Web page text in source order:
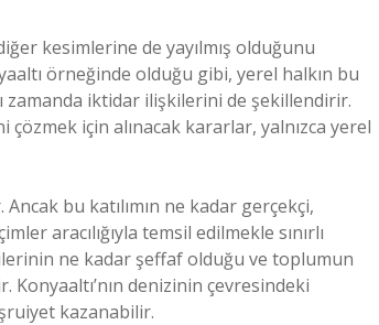
kesimlerine de yayılmış olduğunu
örneğinde olduğu gibi, yerel halkın bu
zamanda iktidar ilişkilerini de şekillendirir.
çözmek için alınacak kararlar, yalnızca yerel
bu katılımın ne kadar gerçekçi,
aracılığıyla temsil edilmekle sınırlı
ne kadar şeffaf olduğu ve toplumun
denizinin çevresindeki
kazanabilir.